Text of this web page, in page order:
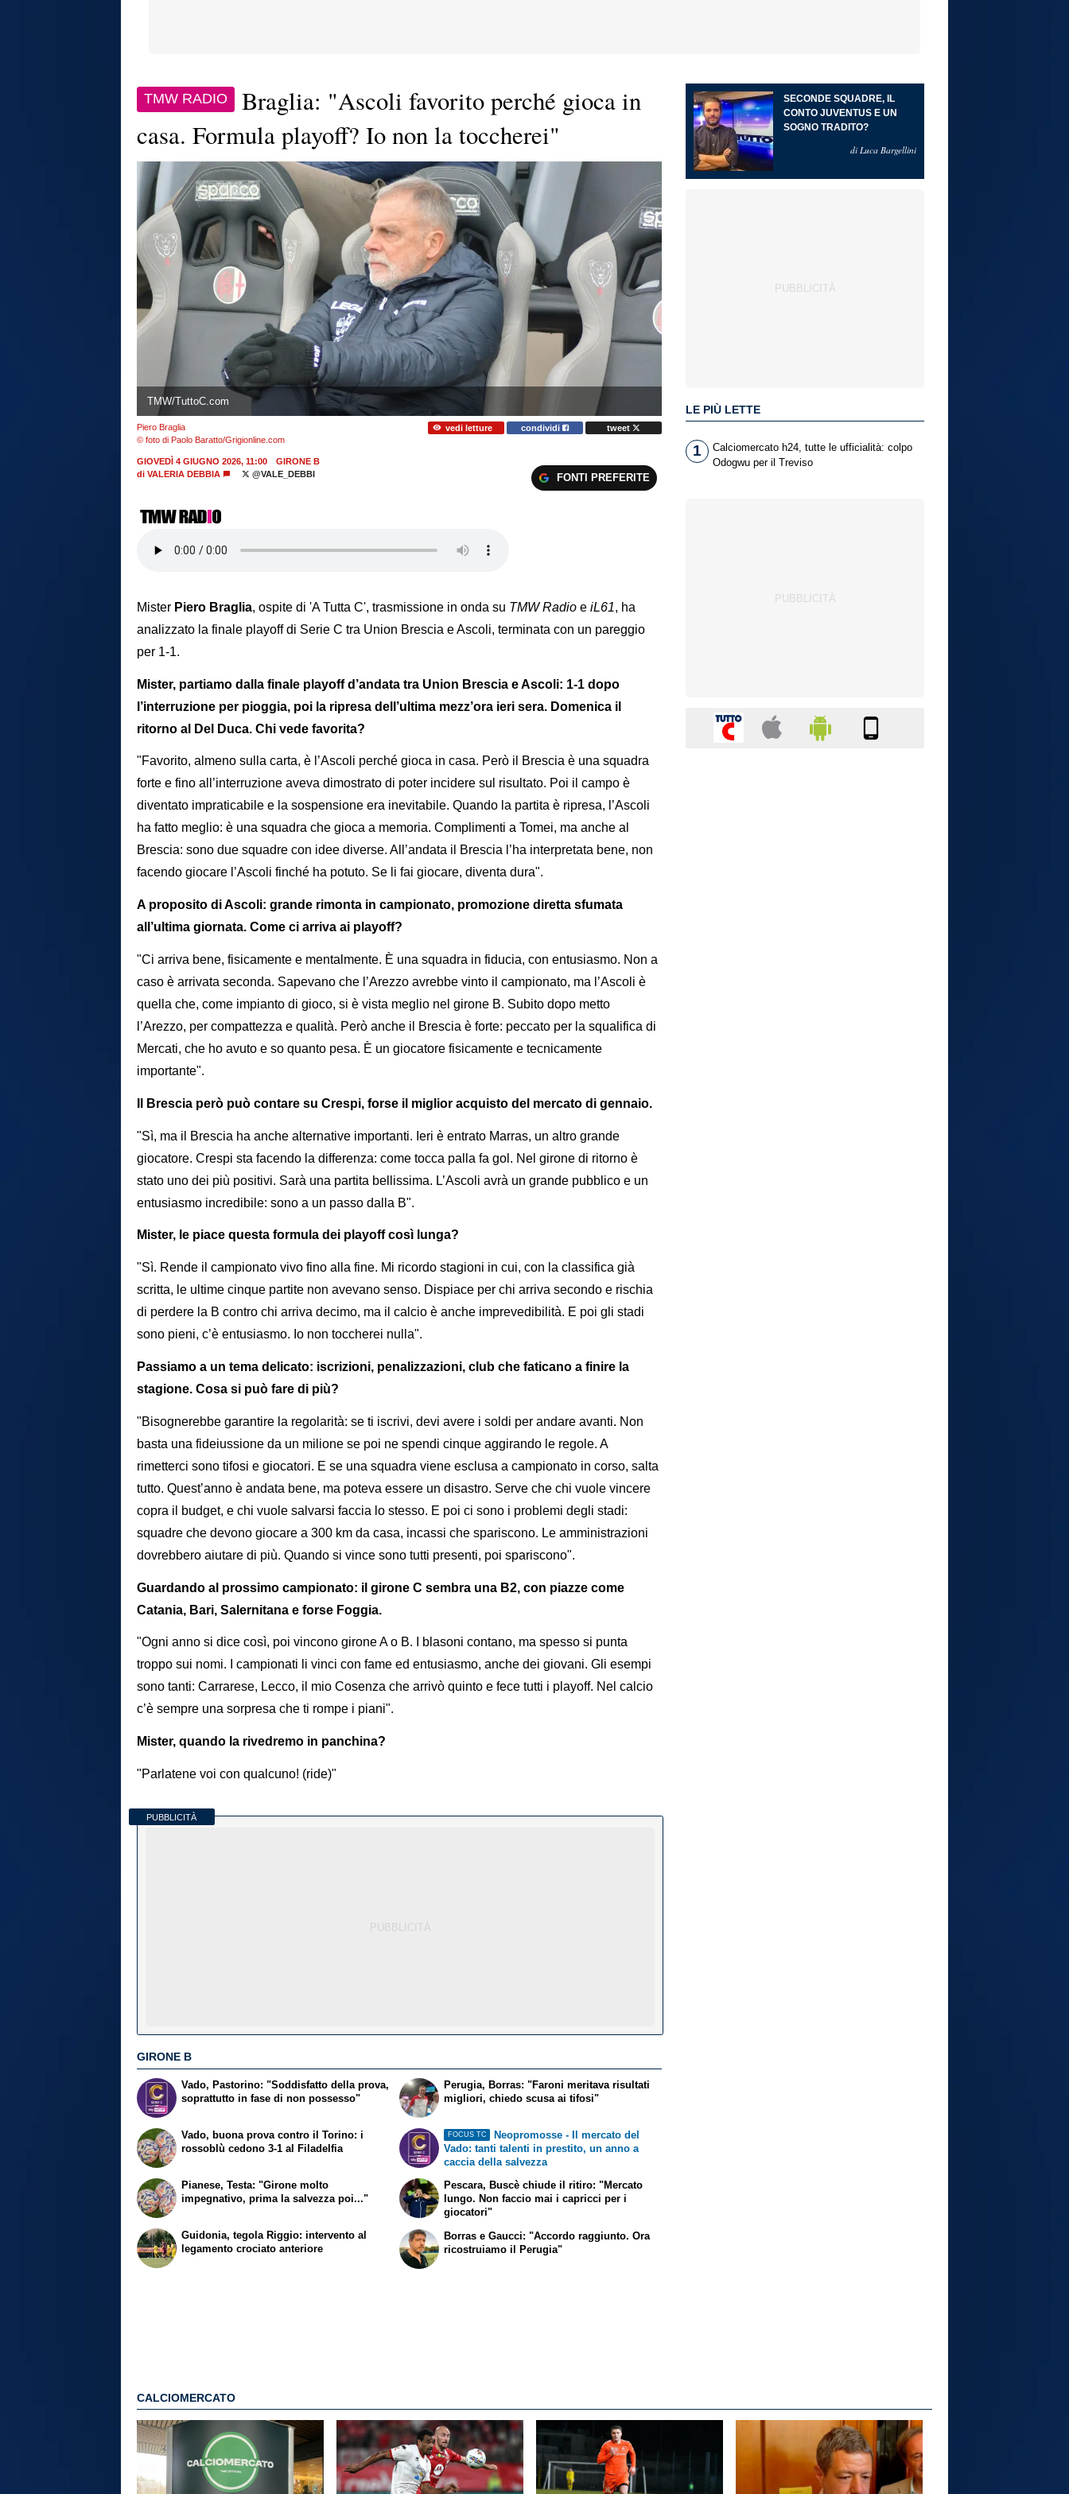
TMW RADIO
Braglia: "Ascoli favorito perché gioca in
casa. Formula playoff? Io non la toccherei"
TMW/TuttoC.com
Piero Braglia
© foto di Paolo Baratto/Grigionline.com
vedi letture condividi tweet
GIOVEDÌ 4 GIUGNO 2026, 11:00
GIRONE B
di VALERIA DEBBIA @VALE_DEBBI FONTI PREFERITE
Mister Piero Braglia, ospite di 'A Tutta C', trasmissione in onda su TMW Radio e iL61, ha
analizzato la finale playoff di Serie C tra Union Brescia e Ascoli, terminata con un pareggio
per 1-1.
Mister, partiamo dalla finale playoff d’andata tra Union Brescia e Ascoli: 1-1 dopo
l’interruzione per pioggia, poi la ripresa dell’ultima mezz’ora ieri sera. Domenica il
ritorno al Del Duca. Chi vede favorita?
"Favorito, almeno sulla carta, è l’Ascoli perché gioca in casa. Però il Brescia è una squadra
forte e fino all’interruzione aveva dimostrato di poter incidere sul risultato. Poi il campo è
diventato impraticabile e la sospensione era inevitabile. Quando la partita è ripresa, l’Ascoli
ha fatto meglio: è una squadra che gioca a memoria. Complimenti a Tomei, ma anche al
Brescia: sono due squadre con idee diverse. All’andata il Brescia l’ha interpretata bene, non
facendo giocare l’Ascoli finché ha potuto. Se li fai giocare, diventa dura".
A proposito di Ascoli: grande rimonta in campionato, promozione diretta sfumata
all’ultima giornata. Come ci arriva ai playoff?
"Ci arriva bene, fisicamente e mentalmente. È una squadra in fiducia, con entusiasmo. Non a
caso è arrivata seconda. Sapevano che l’Arezzo avrebbe vinto il campionato, ma l’Ascoli è
quella che, come impianto di gioco, si è vista meglio nel girone B. Subito dopo metto
l’Arezzo, per compattezza e qualità. Però anche il Brescia è forte: peccato per la squalifica di
Mercati, che ho avuto e so quanto pesa. È un giocatore fisicamente e tecnicamente
importante".
Il Brescia però può contare su Crespi, forse il miglior acquisto del mercato di gennaio.
"Sì, ma il Brescia ha anche alternative importanti. Ieri è entrato Marras, un altro grande
giocatore. Crespi sta facendo la differenza: come tocca palla fa gol. Nel girone di ritorno è
stato uno dei più positivi. Sarà una partita bellissima. L’Ascoli avrà un grande pubblico e un
entusiasmo incredibile: sono a un passo dalla B".
Mister, le piace questa formula dei playoff così lunga?
"Sì. Rende il campionato vivo fino alla fine. Mi ricordo stagioni in cui, con la classifica già
scritta, le ultime cinque partite non avevano senso. Dispiace per chi arriva secondo e rischia
di perdere la B contro chi arriva decimo, ma il calcio è anche imprevedibilità. E poi gli stadi
sono pieni, c’è entusiasmo. Io non toccherei nulla".
Passiamo a un tema delicato: iscrizioni, penalizzazioni, club che faticano a finire la
stagione. Cosa si può fare di più?
"Bisognerebbe garantire la regolarità: se ti iscrivi, devi avere i soldi per andare avanti. Non
basta una fideiussione da un milione se poi ne spendi cinque aggirando le regole. A
rimetterci sono tifosi e giocatori. E se una squadra viene esclusa a campionato in corso, salta
tutto. Quest’anno è andata bene, ma poteva essere un disastro. Serve che chi vuole vincere
copra il budget, e chi vuole salvarsi faccia lo stesso. E poi ci sono i problemi degli stadi:
squadre che devono giocare a 300 km da casa, incassi che spariscono. Le amministrazioni
dovrebbero aiutare di più. Quando si vince sono tutti presenti, poi spariscono".
Guardando al prossimo campionato: il girone C sembra una B2, con piazze come
Catania, Bari, Salernitana e forse Foggia.
"Ogni anno si dice così, poi vincono girone A o B. I blasoni contano, ma spesso si punta
troppo sui nomi. I campionati li vinci con fame ed entusiasmo, anche dei giovani. Gli esempi
sono tanti: Carrarese, Lecco, il mio Cosenza che arrivò quinto e fece tutti i playoff. Nel calcio
c’è sempre una sorpresa che ti rompe i piani".
Mister, quando la rivedremo in panchina?
"Parlatene voi con qualcuno! (ride)"
PUBBLICITÀ
GIRONE B
Vado, Pastorino: "Soddisfatto della prova,
soprattutto in fase di non possesso"
Vado, buona prova contro il Torino: i
rossoblù cedono 3-1 al Filadelfia
Perugia, Borras: "Faroni meritava risultati
migliori, chiedo scusa ai tifosi"
FOCUS TC
Neopromosse - Il mercato del
Vado: tanti talenti in prestito, un anno a
caccia della salvezza
Pianese, Testa: "Girone molto
impegnativo, prima la salvezza poi..."
Guidonia, tegola Riggio: intervento al
legamento crociato anteriore
Pescara, Buscè chiude il ritiro: "Mercato
lungo. Non faccio mai i capricci per i
giocatori"
Borras e Gaucci: "Accordo raggiunto. Ora
ricostruiamo il Perugia"
SECONDE SQUADRE, IL
CONTO JUVENTUS E UN
SOGNO TRADITO?
di Luca Bargellini
LE PIÙ LETTE
1
Calciomercato h24, tutte le ufficialità: colpo
Odogwu per il Treviso
CALCIOMERCATO